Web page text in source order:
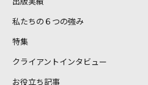
私たちの６つの強み
特集
クライアントインタビュー
お役立ち記事